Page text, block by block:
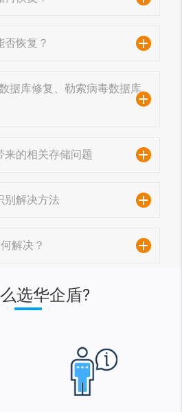
否恢复？
据库修复、勒索病毒数据库
来的相关存储问题
别解决方法
解决？
选华企盾?